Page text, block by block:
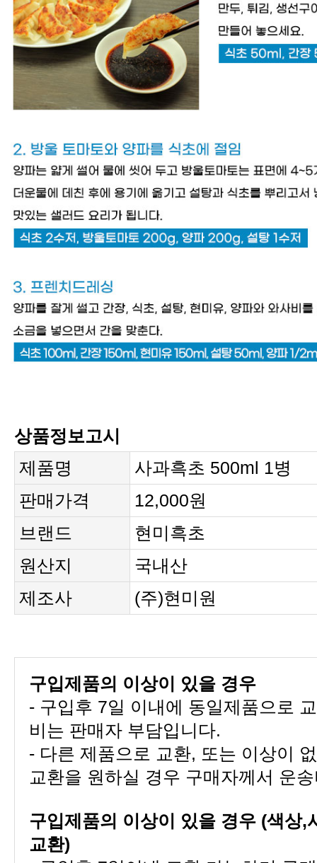
상품정보고시
제품명
사과흑초 500ml 1병
판매가격
12,000원
브랜드
현미흑초
원산지
국내산
제조사
(주)현미원
구입제품의 이상이 있을 경우
비는 판매자 부담입니다.
교환을 원하실 경우 구매자께서 운
교환)